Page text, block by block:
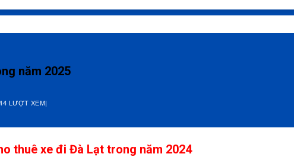
năm 2025
LƯỢT XEM|
thuê xe đi Đà Lạt trong năm 2024